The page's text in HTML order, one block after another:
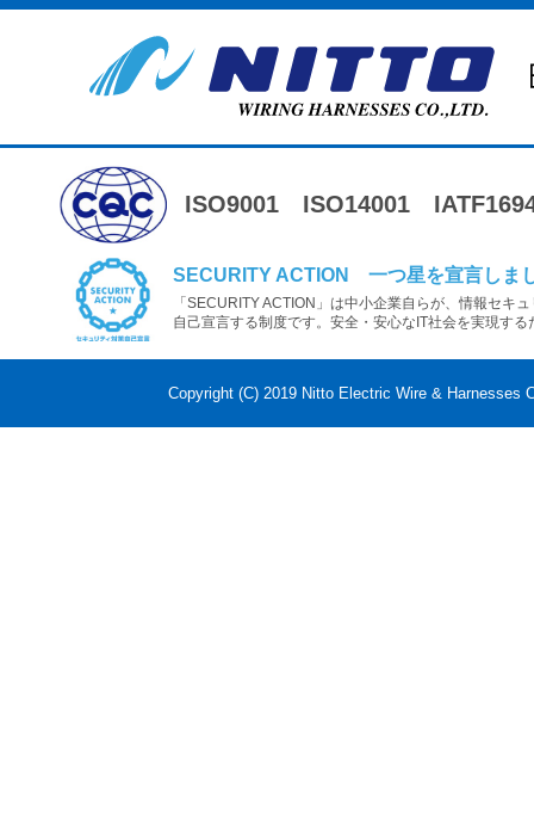
ISO9001 ISO14001
SECURITY ACTION 一つ星を宣言しま
「SECURITY ACTION」は中小企業自らが、情報セキ
自己宣言する制度です。安全・安心なIT社会を実現す
Copyright (C) 2019 Nitto Electric Wire & Harnesses